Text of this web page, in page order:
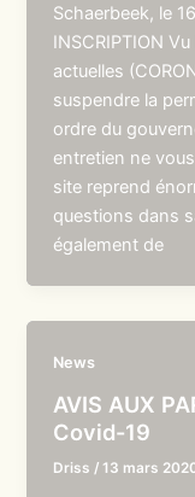
Schaerbeek, le
INSCRIPTION
actuelles
suspendre la
ordre du
entretien ne
site reprend
questions dans
également de
News
AVIS AUX
Covid-19
Driss /13 mars